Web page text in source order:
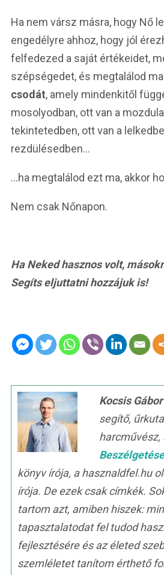
Ha nem vársz másra, hogy Nő
engedélyre ahhoz, hogy jól
felfedezed a saját értékeidet,
szépségedet, és megtalálod
csodát, amely mindenkitől
mosolyodban, ott van a
tekintetedben, ott van a
rezdülésedben…
…ha megtalálod ezt ma, akkor
Nem csak Nőnapon.
Ha Neked hasznos volt,
Segíts eljuttatni hozzájuk is!
Kocsis Gábor
segítő,
harcművész,
könyv írója, a hasznaldfel.hu
írója. De ezek csak címkék.
tartom azt, amiben hiszek:
tapasztalatodat fel tudod
fejlesztésére és az életed
szemléletet tanítom érthető